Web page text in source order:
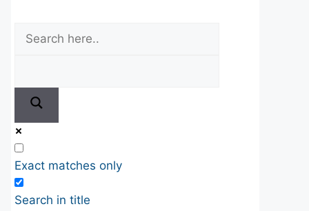
Exact matches only
Search in title